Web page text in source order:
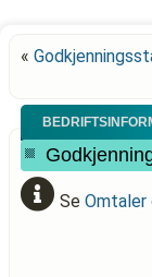
«
Se Omtaler